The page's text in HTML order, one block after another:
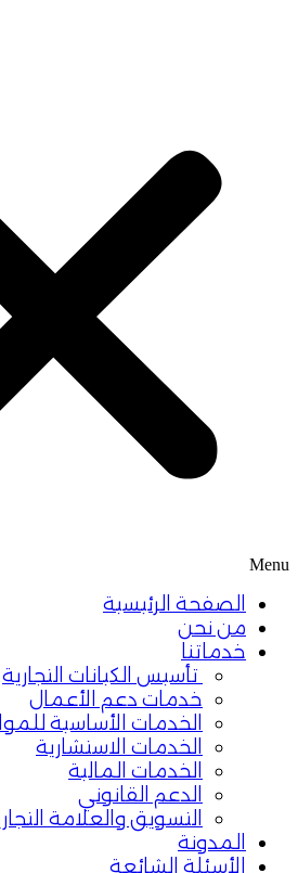
Menu
الصفحة الرئيسية
من نحن
خدماتنا
تأسيس الكيانات التجارية
خدمات دعم الأعمال
الخدمات الأساسية
الخدمات الاستشارية
الخدمات المالية
الدعم القانوني
التسويق والعلامة
المدونة
الأسئلة الشائعة